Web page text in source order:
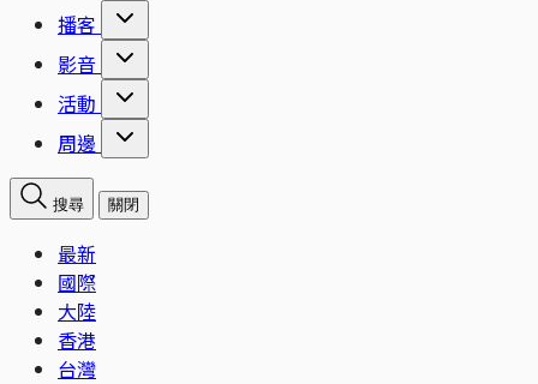
播客
影音
活動
周邊
搜尋 關閉
最新
國際
大陸
香港
台灣